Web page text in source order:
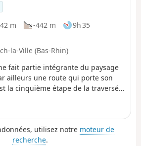
m -442 m
9h 35
la-Ville (Bas-Rhin)
fait partie intégrante du paysage
ailleurs une route qui porte son
la cinquième étape de la traversée
vue sont très nombreux voire
en dehors des villages. Ces
avec de jolies maisons à
charme indéniable. Le patrimoine
utilisez notre moteur de
recherche.